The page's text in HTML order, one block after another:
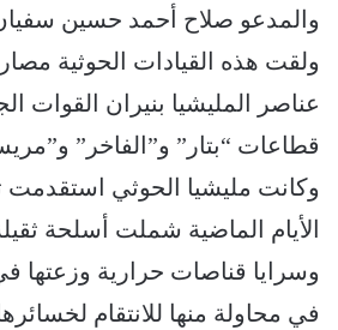
والمدعو صلاح أحمد حسين
ولقت هذه القيادات الحوثية
عناصر المليشيا بنيران القوات
قطاعات “بتار” و”الفاخر”
وكانت مليشيا الحوثي استقدمت
الأيام الماضية شملت أسلحة
وسرايا قناصات حرارية وزعتها
في محاولة منها للانتقام